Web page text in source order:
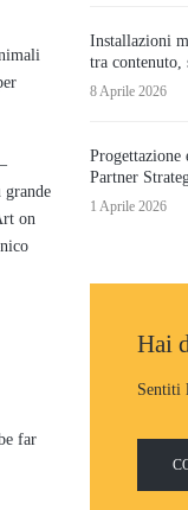
grande
on
far
Installazioni
tra contenuto,
8 Aprile 2026
Progettazione
Partner
1 Aprile 2026
Hai
Sentiti